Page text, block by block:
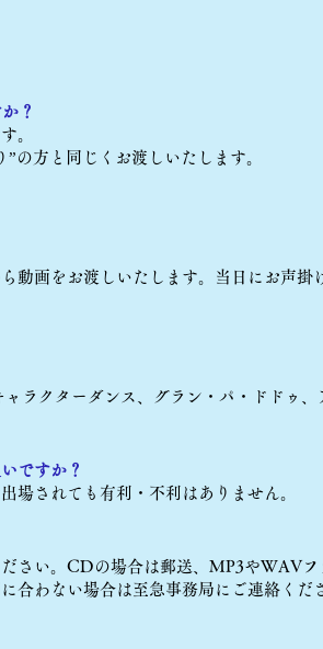
？
。
の方と同じくお渡しいたします。
動画をお渡しいたします。当日にお声掛
ラクターダンス、グラン・パ・ドドゥ、
いですか？
場されても有利・不利はありません。
さい。CDの場合は郵送、MP3やWAVフ
合わない場合は至急事務局にご連絡くだ